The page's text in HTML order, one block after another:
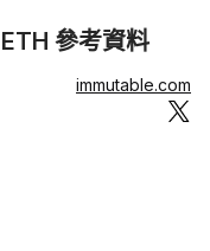
參考資料
immutable.com